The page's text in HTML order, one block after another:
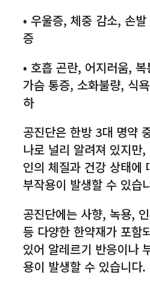
• 우울증, 체중 감소, 손발
증
• 호흡 곤란, 어지러움, 복
가슴 통증, 소화불량, 식
하
공진단은 한방 3대 명약
나로 널리 알려져 있지만,
인의 체질과 건강 상태에
부작용이 발생할 수 있습
공진단에는 사향, 녹용,
등 다양한 한약재가 포함
있어 알레르기 반응이나
용이 발생할 수 있습니다.